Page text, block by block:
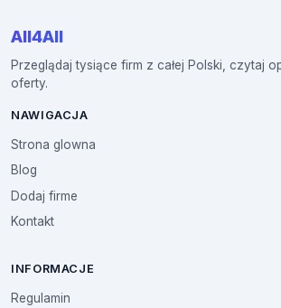
All4All
Przeglądaj tysiące firm z całej Polski, czytaj
oferty.
NAWIGACJA
Strona glowna
Blog
Dodaj firme
Kontakt
INFORMACJE
Regulamin